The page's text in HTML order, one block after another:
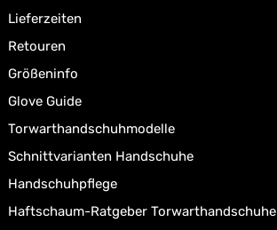
Lieferzeiten
Retouren
Größeninfo
Glove Guide
Torwarthandschuhmodelle
Schnittvarianten Handschuhe
Handschuhpflege
Haftschaum-Ratgeber Torwarthandschuhe